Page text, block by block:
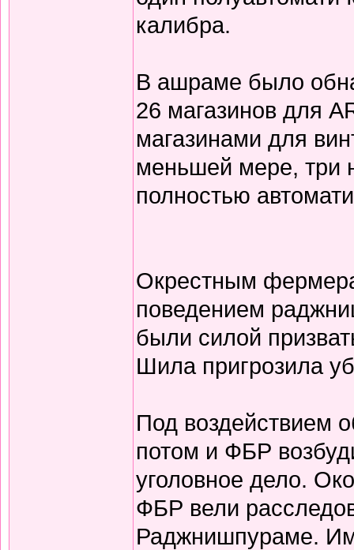
калибра.
В ашраме было
26 магазинов для
магазинами для
меньшей мере, три
полностью
Окрестным
поведением
были силой
Шила пригрозила
Под воздействием
потом и ФБР
уголовное дело.
ФБР вели
Раджнишпураме.